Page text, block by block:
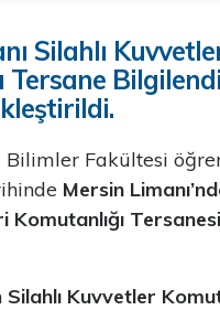
Silahlı
Tersane
Fakültesi
Mersin
Silahlı Kuvvetler